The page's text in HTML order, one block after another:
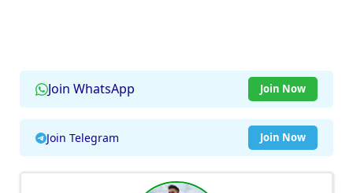
Join WhatsApp Join Now
Join Telegram Join Now